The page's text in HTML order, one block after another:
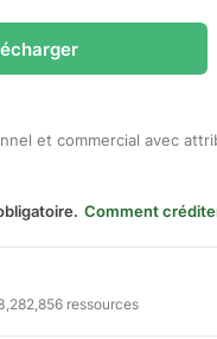
et commercial avec
Comment
ressources